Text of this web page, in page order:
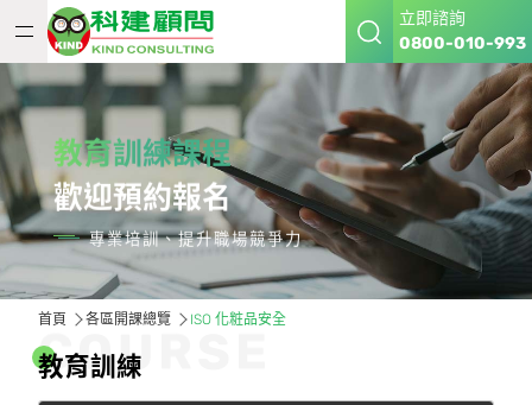
立即諮詢
0800-010-993
教育訓練課程
歡迎預約報名
專業培訓、提升職場競爭力
首頁 各區開課總覽 ISO 化粧品安全
教育訓 練
COU